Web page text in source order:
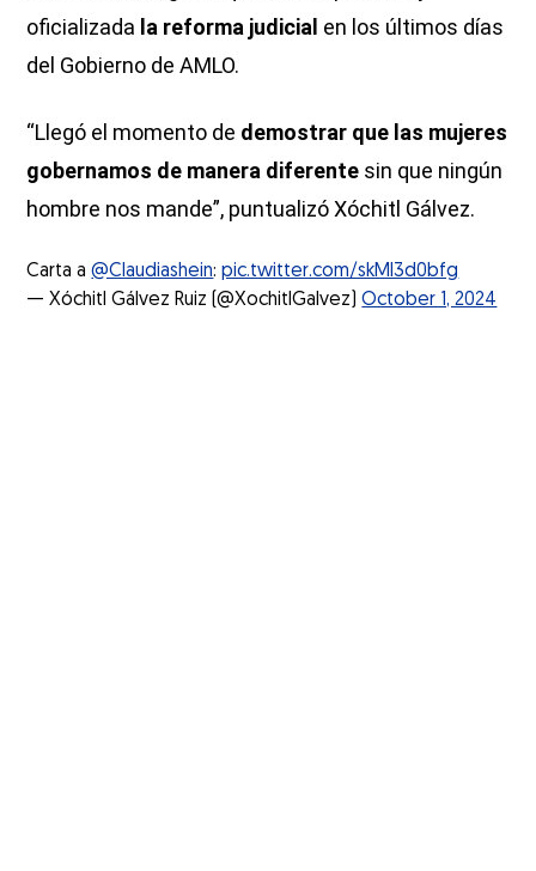
oficializada la reforma judicial en los últimos días
del Gobierno de AMLO.
“Llegó el momento de demostrar que las mujeres
gobernamos de manera diferente sin que ningún
hombre nos mande”, puntualizó Xóchitl Gálvez.
Carta a@Claudiashein:pic.twitter.com/skMI3d0bfg
— Xóchitl Gálvez Ruiz (@XochitlGalvez)October 1, 2024